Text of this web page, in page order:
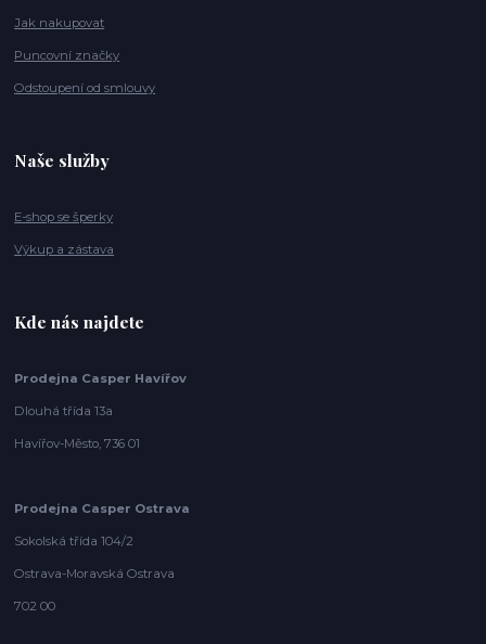
Jak nakupovat
Puncovní značky
Odstoupení od smlouvy
Naše služby
E-shop se šperky
Výkup a zástava
Kde nás najdete
Prodejna Casper Havířov
Dlouhá třída 13a
Havířov-Město, 736 01
Prodejna Casper Ostrava
Sokolská třída 104/2
Ostrava-Moravská Ostrava
702 00